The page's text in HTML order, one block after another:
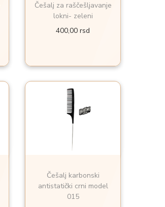
Češalj za raščešljavanje
lokni- zeleni
400,00 rsd
Češalj karbonski
antistatički crni model
015